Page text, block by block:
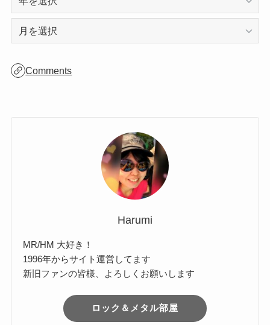
アーカイブ
Harumi
MR/HM 大好き！
1996年からサイト運営してます